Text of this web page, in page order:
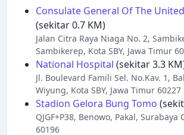
Consulate General Of The
(sekitar 0.7 KM)
Jalan Citra Raya Niaga No. 2,
Sambikerep, Kota SBY, Jawa Timur
National Hospital (sekitar 3.3
Jl. Boulevard Famili Sel. No.Kav. 1,
Wiyung, Kota SBY, Jawa Timur 60227
Stadion Gelora Bung Tomo
QJGF+P38, Benowo, Pakal, Surabaya
60196